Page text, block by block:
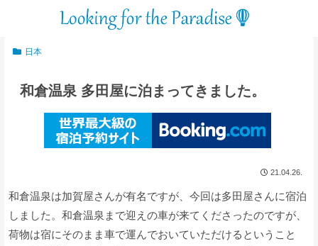
日本
和倉温泉 多田屋に泊まってきました。
21.04.26.
和倉温泉は加賀屋さんが有名ですが、今回は多田屋さんに宿泊
しました。和倉温泉まで迎えの車が来てくださったのですが、
荷物は宿にそのまま車で運んでおいていただけるということ